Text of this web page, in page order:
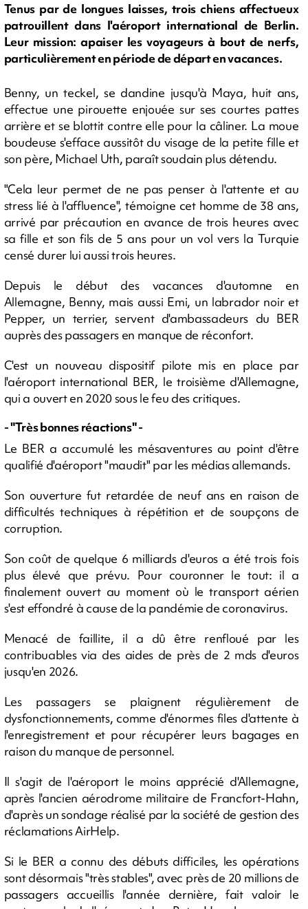
Tenus par de longues laisses, trois chiens affectueux
patrouillent dans l'aéroport international de Berlin.
Leur mission: apaiser les voyageurs à bout de nerfs,
particulièrement en période de départ en vacances.
Benny, un teckel, se dandine jusqu'à Maya, huit ans,
effectue une pirouette enjouée sur ses courtes pattes
arrière et se blottit contre elle pour la câliner. La moue
boudeuse s'efface aussitôt du visage de la petite fille et
son père, Michael Uth, paraît soudain plus détendu.
"Cela leur permet de ne pas penser à l'attente et au
stress lié à l'affluence", témoigne cet homme de 38 ans,
arrivé par précaution en avance de trois heures avec
sa fille et son fils de 5 ans pour un vol vers la Turquie
censé durer lui aussi trois heures.
Depuis le début des vacances d'automne en
Allemagne, Benny, mais aussi Emi, un labrador noir et
Pepper, un terrier, servent d'ambassadeurs du BER
auprès des passagers en manque de réconfort.
C'est un nouveau dispositif pilote mis en place par
l'aéroport international BER, le troisième d'Allemagne,
qui a ouvert en 2020 sous le feu des critiques.
- "Très bonnes réactions" -
Le BER a accumulé les mésaventures au point d'être
qualifié d'aéroport "maudit" par les médias allemands.
Son ouverture fut retardée de neuf ans en raison de
difficultés techniques à répétition et de soupçons de
corruption.
Son coût de quelque 6 milliards d'euros a été trois fois
plus élevé que prévu. Pour couronner le tout: il a
finalement ouvert au moment où le transport aérien
s'est effondré à cause de la pandémie de coronavirus.
Menacé de faillite, il a dû être renfloué par les
contribuables via des aides de près de 2 mds d'euros
jusqu'en 2026.
Les passagers se plaignent régulièrement de
dysfonctionnements, comme d'énormes files d'attente à
l'enregistrement et pour récupérer leurs bagages en
raison du manque de personnel.
Il s'agit de l'aéroport le moins apprécié d'Allemagne,
après l'ancien aérodrome militaire de Francfort-Hahn,
d'après un sondage réalisé par la société de gestion des
réclamations AirHelp.
Si le BER a connu des débuts difficiles, les opérations
sont désormais "très stables", avec près de 20 millions de
passagers accueillis l'année dernière, fait valoir le